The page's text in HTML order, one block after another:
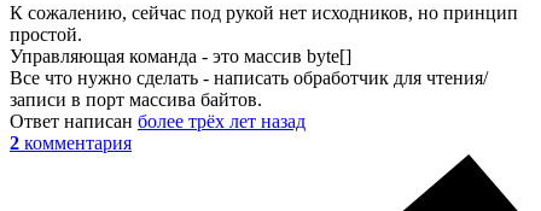
К сожалению, сейчас под рукой нет исходников, но принцип
простой.
Управляющая команда - это массив byte[]
Все что нужно сделать - написать обработчик для чтения/
записи в порт массива байтов.
Ответ написан более трёх лет назад
2 комментария